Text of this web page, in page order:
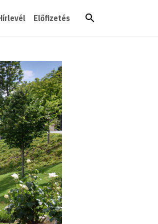
Előfizetés